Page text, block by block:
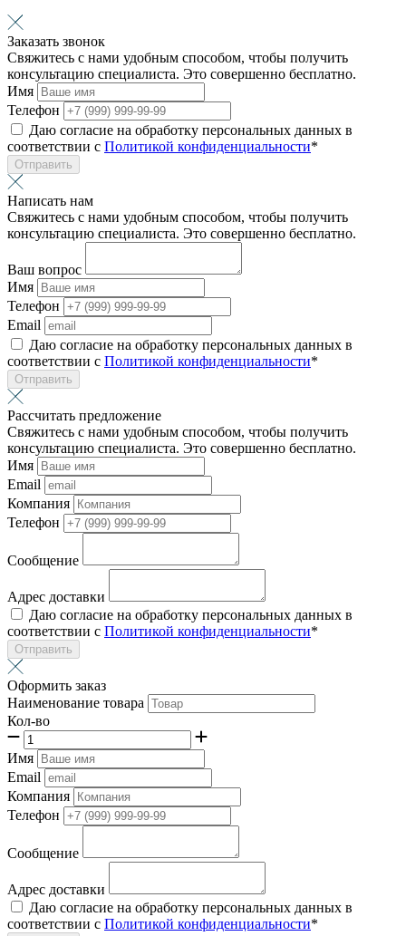
Заказать звонок
Свяжитесь с нами удобным способом, чтобы получить
консультацию специалиста. Это совершенно бесплатно.
Имя
Телефон
Даю согласие на обработку персональных данных в
соответствии с Политикой конфиденциальности*
Отправить
Написать нам
Свяжитесь с нами удобным способом, чтобы получить
консультацию специалиста. Это совершенно бесплатно.
Ваш вопрос
Имя
Телефон
Email
Даю согласие на обработку персональных данных в
соответствии с Политикой конфиденциальности*
Отправить
Рассчитать предложение
Свяжитесь с нами удобным способом, чтобы получить
консультацию специалиста. Это совершенно бесплатно.
Имя
Email
Компания
Телефон
Сообщение
Адрес доставки
Даю согласие на обработку персональных данных в
соответствии с Политикой конфиденциальности*
Отправить
Оформить заказ
Наименование товара
Кол-во
Имя
Email
Компания
Телефон
Сообщение
Адрес доставки
Даю согласие на обработку персональных данных в
соответствии с Политикой конфиденциальности*